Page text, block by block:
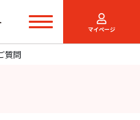
マイページ
質問